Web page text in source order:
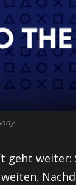
geht